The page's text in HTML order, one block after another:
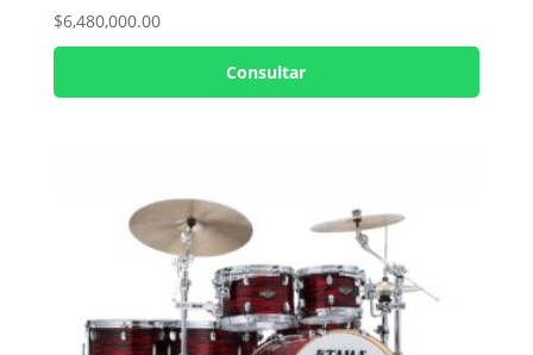
$6,480,000.00
Consultar